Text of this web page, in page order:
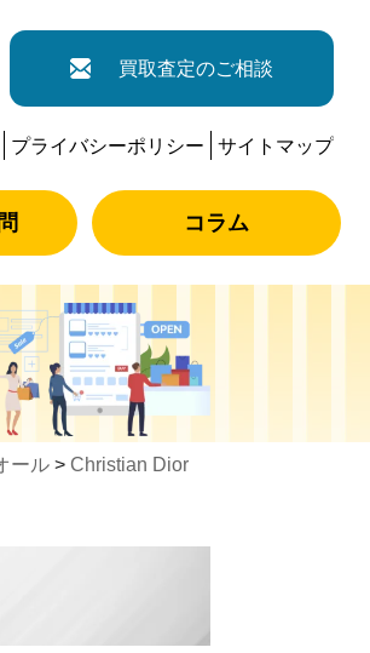
買取査定のご相談
プライバシーポリシー サイトマップ
コラム
ール > Christian Dior